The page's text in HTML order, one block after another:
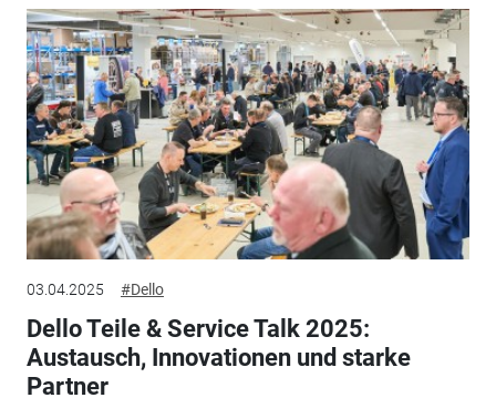
03.04.2025 #Dello
Dello Teile & Service Talk 2025:
Austausch, Innovationen und starke
Partner